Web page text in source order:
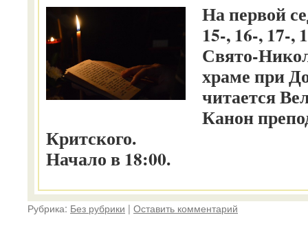
На первой
15-, 16-, 17-,
Свято-
храме при
читается
Канон
Критского.
Начало в 18:00.
Рубрика: Без рубрики | Оставить комментарий